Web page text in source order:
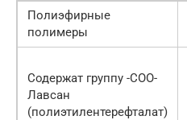
Полиэфирные
полимеры
Содержат группу -СОО-
Лавсан
(полиэтилентерефталат)